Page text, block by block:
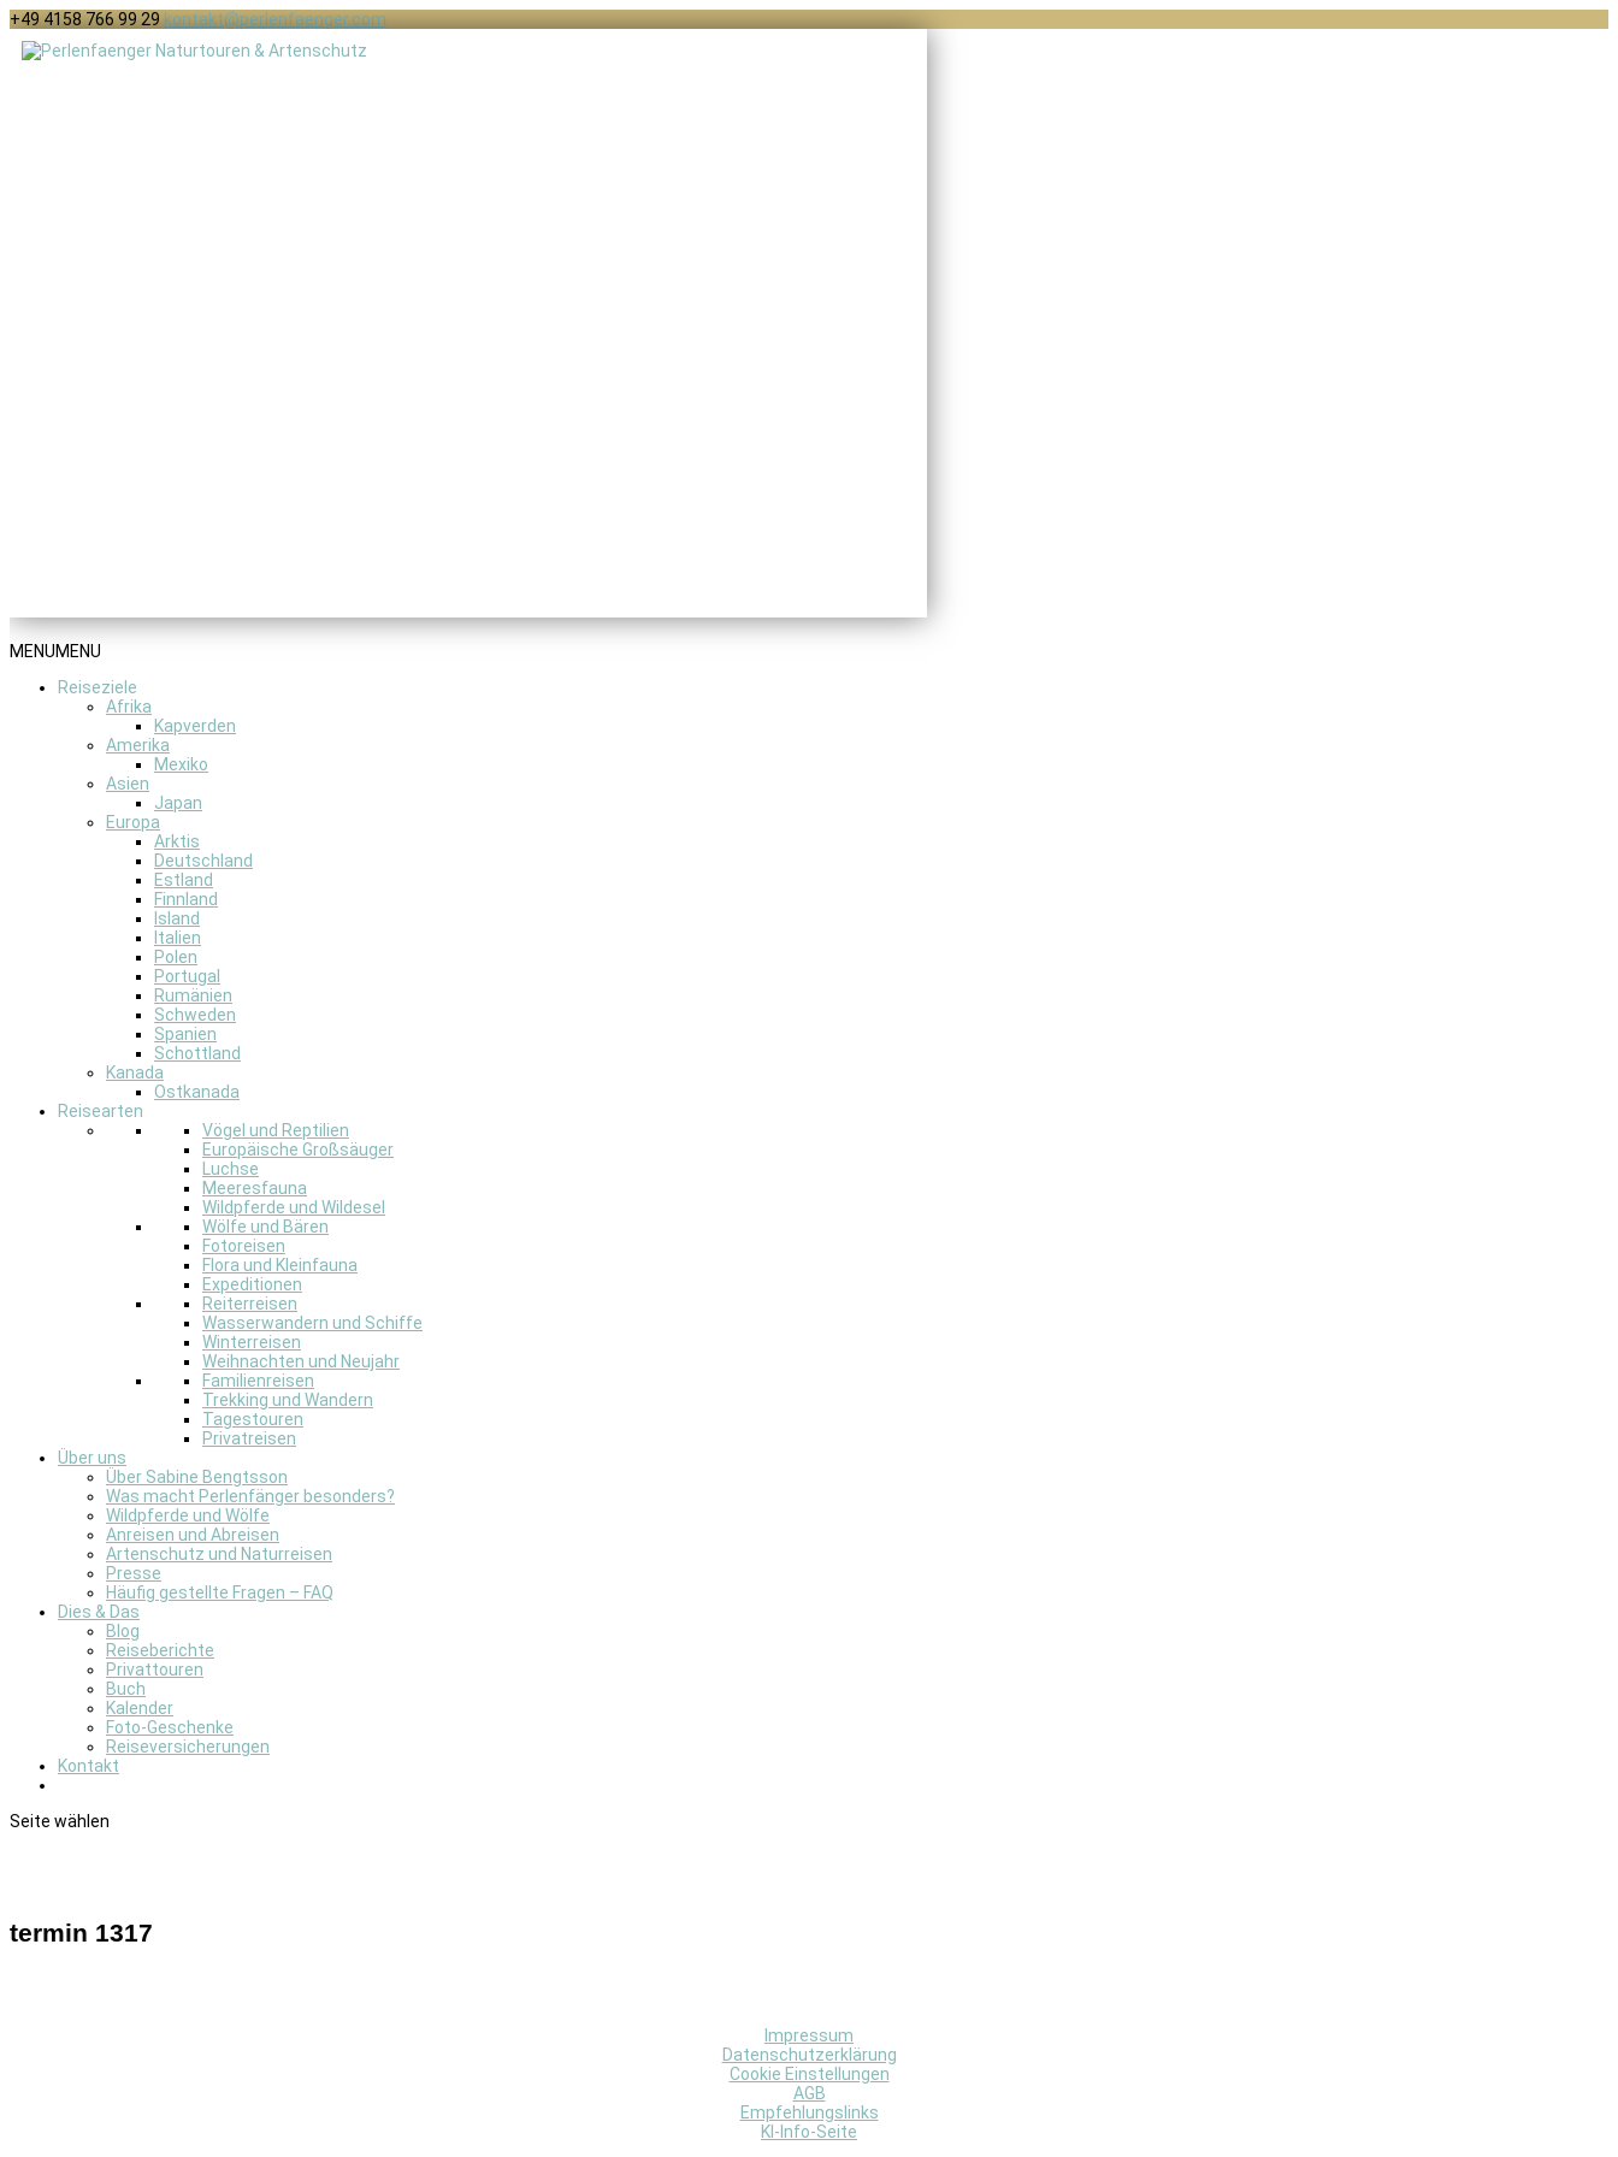
+49 4158 766 99 29 kontakt@perlenfaenger.com
MENUMENU
Reiseziele
Afrika
Kapverden
Amerika
Mexiko
Asien
Japan
Europa
Arktis
Deutschland
Estland
Finnland
Island
Italien
Polen
Portugal
Rumänien
Schweden
Spanien
Schottland
Kanada
Ostkanada
Reisearten
Vögel und Reptilien
Europäische Großsäuger
Luchse
Meeresfauna
Wildpferde und Wildesel
Wölfe und Bären
Fotoreisen
Flora und Kleinfauna
Expeditionen
Reiterreisen
Wasserwandern und Schiffe
Winterreisen
Weihnachten und Neujahr
Familienreisen
Trekking und Wandern
Tagestouren
Privatreisen
Über uns
Über Sabine Bengtsson
Was macht Perlenfänger besonders?
Wildpferde und Wölfe
Anreisen und Abreisen
Artenschutz und Naturreisen
Presse
Häufig gestellte Fragen – FAQ
Dies & Das
Blog
Reiseberichte
Privattouren
Buch
Kalender
Foto-Geschenke
Reiseversicherungen
Kontakt
Seite wählen
termin 1317
Impressum
Datenschutzerklärung
Cookie Einstellungen
AGB
Empfehlungslinks
KI-Info-Seite